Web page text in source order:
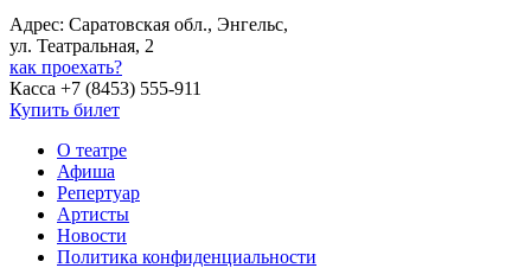
Адрес: Саратовская обл., Энгельс,
ул. Театральная, 2
как проехать?
Касса +7 (8453) 555-911
Купить билет
О театре
Афиша
Репертуар
Артисты
Новости
Политика конфиденциальности